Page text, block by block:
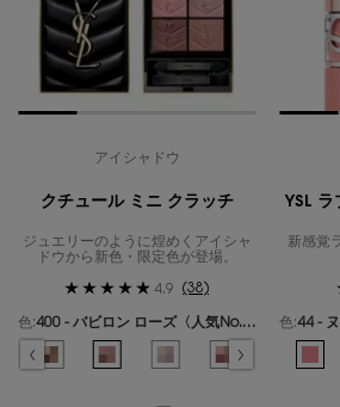
アイシャドウ
クチュール ミニ クラッチ
ジュエリーのように煌めくアイシャ
ドウから新色・限定色が登場。
4.9 (38)
色:
400 - バビロン ローズ〈人気No.1〉
色を選択してください
{1} の場合
のカラー クチュール ミニ クラッチ、1/19
ズ ドリーム のカラー クチュール ミニ クラッチ、
択済み
- カスバ スパイシーズ のカラー クチュール ミニ
選択済み
310 - エキゾチック ミラージュ のカラー ク
400 - バビロン ローズ〈人気No.1
選択済み
410 - フォービドゥン ウ
選択済み
500 - メディナ
600 -
YSL
新感覚
色:
色を選択してください
44